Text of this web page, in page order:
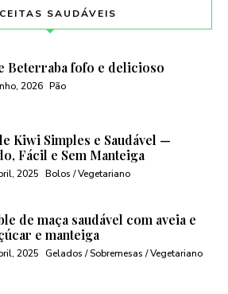
SAUDÁVEIS
Beterraba fofo e delicioso
2026 Pão
Kiwi Simples e Saudável —
Fácil e Sem Manteiga
2025 Bolos / Vegetariano
de maça saudável com aveia e
e manteiga
2025 Gelados / Sobremesas / Vegetariano